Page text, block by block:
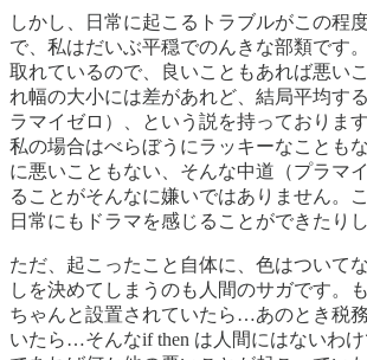
しかし、日常に起こるトラブルがこの程
で、私はだいぶ平穏でのんきな部類です
取れているので、良いこともあれば悪い
れ幅の大小には差があれど、結局平均す
ラマイゼロ）、という説を持っておりま
私の場合はべらぼうにラッキーなことも
に悪いこともない、そんな中道（プラマ
ることがそんなに嫌いではありません。
日常にもドラマを感じることができたりし
ただ、起こったこと自体に、色はついて
しを決めてしまうのも人間のサガです。
ちゃんと設置されていたら…あのとき税
いたら…そんなif then は人間にはないわけ